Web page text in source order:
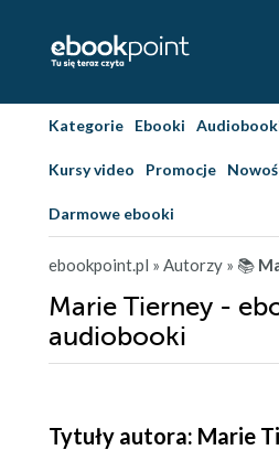
Kategorie Ebooki
Kursy video Promocje
Darmowe ebooki
ebookpoint.pl » Autorzy » 📚
Marie Tierney -
audiobooki
Tytuły autora: Marie